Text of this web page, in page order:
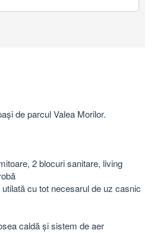
de parcul Valea Morilor.
2 blocuri sanitare, living
cu tot necesarul de uz casnic
caldă și sistem de aer